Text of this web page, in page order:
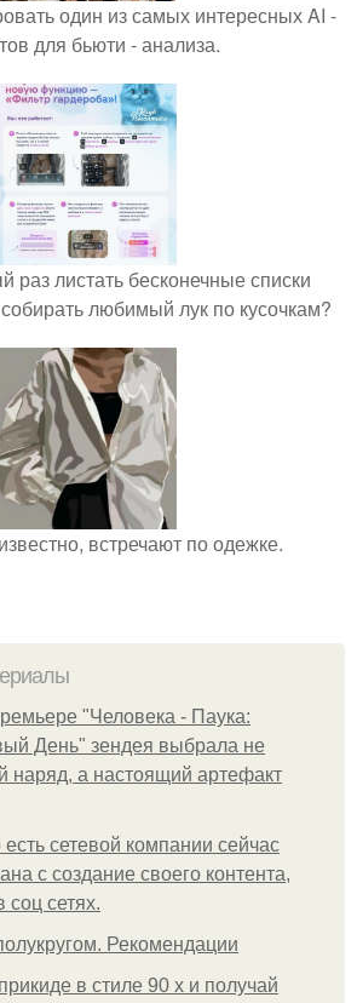
один из самых интересных AI -
для бьюти - анализа.
раз листать бесконечные списки
любимый лук по кусочкам?
встречают по одежке.
"Человека - Паука:
День" зендея выбрала не
наряд, а настоящий артефакт
есть сетевой компании сейчас
с создание своего контента,
соц сетях.
Рекомендации
в стиле 90 х и получай